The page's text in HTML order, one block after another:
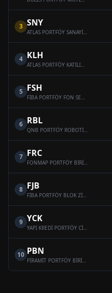
3 SNY
ATLAS PORTFÖY SANAYİ SEKTÖRÜ HİSSE SENEDİ SERBEST FON (HİSSE SENEDİ YOĞUN FON)
4 KLH
ATLAS PORTFÖY KATILIM HİSSE SENEDİ SERBEST FON (HİSSE SENEDİ YOĞUN FON)
5 FSH
FİBA PORTFÖY FON SEPETİ SERBEST FON
6 RBL
QNB PORTFÖY ROBOTİK VE BLOCKCHAİN TEKNOLOJİLERİ SERBEST FON
7 FRC
FONMAP PORTFÖY BİRİNCİ HİSSE SENEDİ SERBEST FON (HİSSE SENEDİ YOĞUN FON)
8 FJB
FİBA PORTFÖY BLOK ZİNCİRİ TEKNOLOJİLERİ SERBEST FON
9 YCK
YAPI KREDİ PORTFÖY CİHANGİR SERBEST FON
10 PBN
PİRAMİT PORTFÖY BİRİNCİ HİSSE SENEDİ SERBEST FON (HİSSE SENEDİ YOĞUN FON)